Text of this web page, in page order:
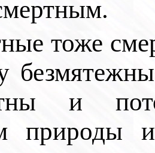
тоже
и
природы